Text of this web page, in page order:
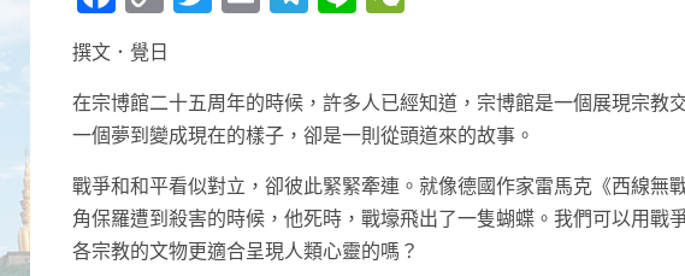
Link
撰文．覺日
在宗博館二十五周年的時候，許多人已經知道，宗博館是一個展現宗教
一個夢到變成現在的樣子，卻是一則從頭道來的故事。
戰爭和和平看似對立，卻彼此緊緊牽連。就像德國作家雷馬克《西線無
角保羅遭到殺害的時候，他死時，戰壕飛出了一隻蝴蝶。我們可以用戰
各宗教的文物更適合呈現人類心靈的嗎？